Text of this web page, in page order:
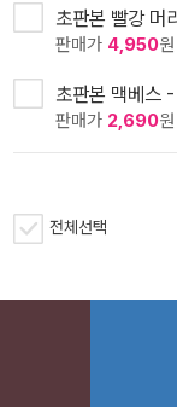
초판본 빨강 머
판매가 4,950원
초판본 맥베스
판매가 2,690원
전체선택